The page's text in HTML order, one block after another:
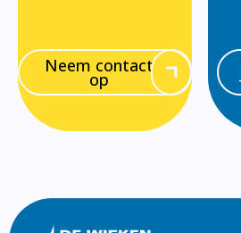
Neem contact
op